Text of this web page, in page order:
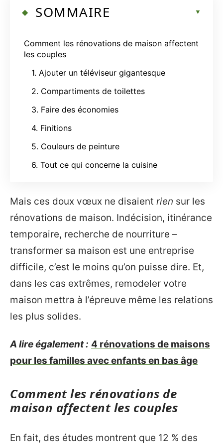
SOMMAIRE
Comment les rénovations de maison affectent
les couples
1. Ajouter un téléviseur gigantesque
2. Compartiments de toilettes
3. Faire des économies
4. Finitions
5. Couleurs de peinture
6. Tout ce qui concerne la cuisine
Mais ces doux vœux ne disaient rien sur les
rénovations de maison. Indécision, itinérance
temporaire, recherche de nourriture –
transformer sa maison est une entreprise
difficile, c’est le moins qu’on puisse dire. Et,
dans les cas extrêmes, remodeler votre
maison mettra à l’épreuve même les relations
les plus solides.
A lire également : 4 rénovations de maisons
pour les familles avec enfants en bas âge
Comment les rénovations de
maison affectent les couples
En fait, des études montrent que 12 % des